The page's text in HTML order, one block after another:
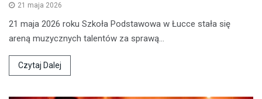
21 maja 2026
21 maja 2026 roku Szkoła Podstawowa w Łucce stała się
areną muzycznych talentów za sprawą…
Czytaj Dalej